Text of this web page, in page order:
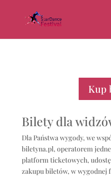
Kup
Bilety dla
Dla Państwa wygody, we
biletyna.pl, operatorem
platform ticketowych,
zakupu biletów, w wygodnej